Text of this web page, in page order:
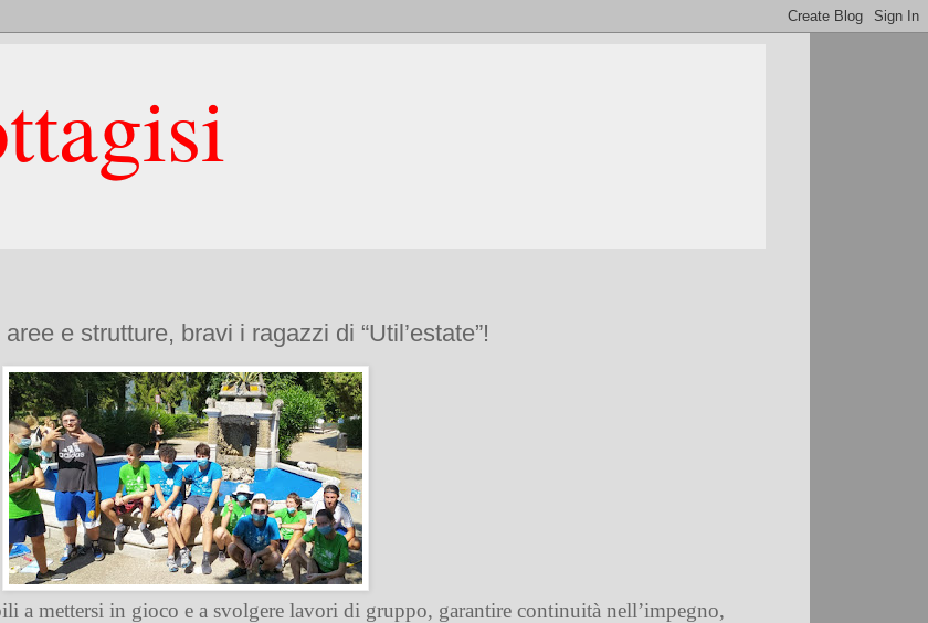
e strutture, bravi i ragazzi di “Util’estate”!
a mettersi in gioco e a svolgere lavori di gruppo, garantire continuità nell’impegno,